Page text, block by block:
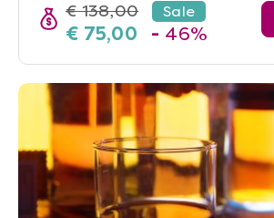
€ 138,00 Sale
€ 75,00 - 46%